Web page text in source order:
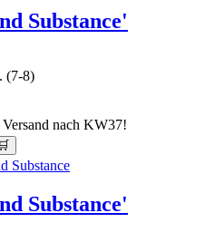
Substance'
(7-8)
nach KW37!
Substance'